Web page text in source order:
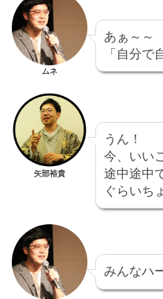
ムネ
あぁ～～
「自分で
矢部裕貴
うん！
今、いい
途中途中
ぐらいち
みんなハ